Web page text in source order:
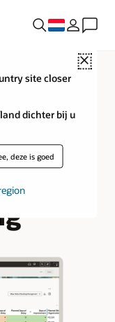
Close
site closer
dichter bij u
deze is goed